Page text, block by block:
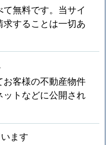
無料です。当サイ
求することは一切あ
客様の不動産物件
トなどに公開され
ます